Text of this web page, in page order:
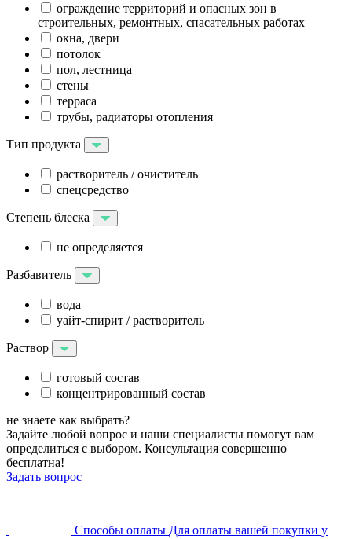
ограждение территорий и опасных зон в
строительных, ремонтных, спасательных работах
окна, двери
потолок
пол, лестница
стены
терраса
трубы, радиаторы отопления
Тип продукта
растворитель / очиститель
спецсредство
Степень блеска
не определяется
Разбавитель
вода
уайт-спирит / растворитель
Раствор
готовый состав
концентрированный состав
не знаете как выбрать?
Задайте любой вопрос и наши специалисты помогут вам
определиться с выбором. Консультация совершенно
бесплатна!
Задать вопрос
Cпособы оплаты Для оплаты вашей покупки у